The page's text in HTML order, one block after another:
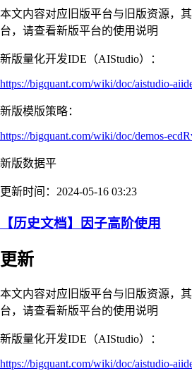
本文内容对应旧版平台与旧版资源，
台，请查看新版平台的使用说明
新版量化开发IDE（AIStudio）：
https://bigquant.com/wiki/doc/aistudio-
新版模版策略：
https://bigquant.com/wiki/doc/demos-
新版数据平
更新时间：2024-05-16 03:23
【历史文档】因子高阶使用
更新
本文内容对应旧版平台与旧版资源，
台，请查看新版平台的使用说明
新版量化开发IDE（AIStudio）：
https://bigquant.com/wiki/doc/aistudio-